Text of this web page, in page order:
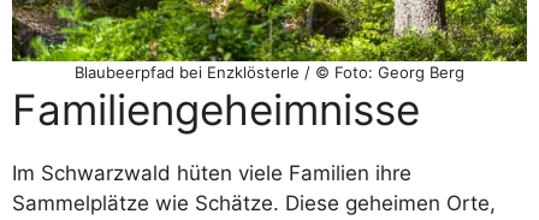
Blaubeerpfad bei Enzklösterle / © Foto: Georg Berg
Familiengeheimnisse
Im Schwarzwald hüten viele Familien ihre
Sammelplätze wie Schätze. Diese geheimen Orte,